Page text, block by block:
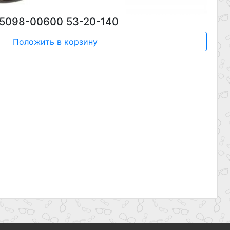
00600 53-20-140
Положить в корзину